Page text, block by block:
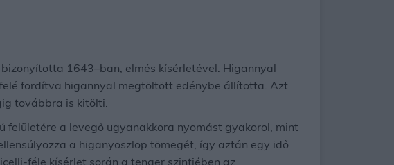
1643–ban, elmés kísérletével. Higannyal
fordítva higannyal megtöltött edénybe állította. Azt
továbbra is kitölti.
a levegő ugyanakkora nyomást gyakorol, mint
a higanyoszlop tömegét, így aztán egy idő
féle kísérlet során a tenger szintjében az